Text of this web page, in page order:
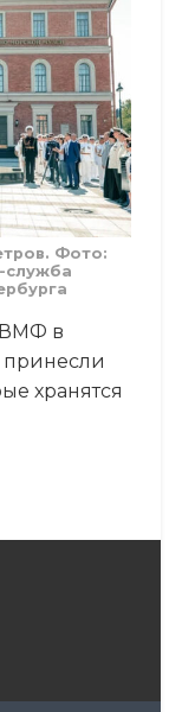
Фото:
служба
ВМФ в
принесли
хранятся